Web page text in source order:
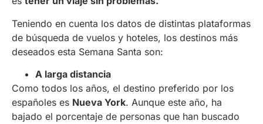
Teniendo en cuenta los datos de distintas plataformas
de búsqueda de vuelos y hoteles, los destinos más
deseados esta Semana Santa son:
A larga distancia
Como todos los años, el destino preferido por los
españoles es Nueva York. Aunque este año, ha
bajado el porcentaje de personas que han buscado